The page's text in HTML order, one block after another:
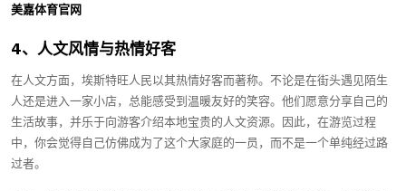
美嘉体育官网
4、人文风情与热情好客
在人文方面，埃斯特旺人民以其热情好客而著称。不论是在街头遇见陌生
人还是进入一家小店，总能感受到温暖友好的笑容。他们愿意分享自己的
生活故事，并乐于向游客介绍本地宝贵的人文资源。因此，在游览过程
中，你会觉得自己仿佛成为了这个大家庭的一员，而不是一个单纯经过路
过者。